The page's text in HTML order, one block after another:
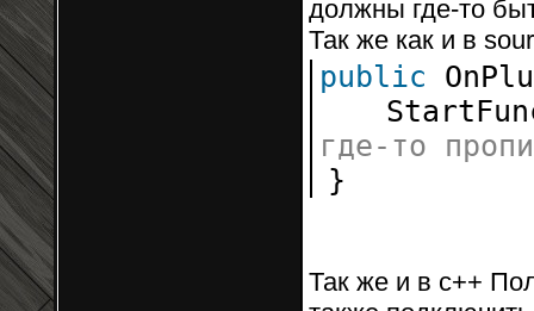
должны где-то
Так же как и в
public
где-то
}
Так же и в c++